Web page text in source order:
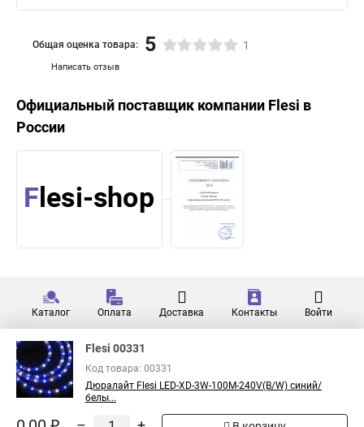
Написать отзыв
Общая оценка товара: 5 1
Официальный поставщик компании Flesi в
России
Каталог Оплата Доставка Контакты Войти
Flesi 00331
Код товара: 00331
Дюралайт Flesi LED-XD-3W-100M-240V(B/W) синий/
белы...